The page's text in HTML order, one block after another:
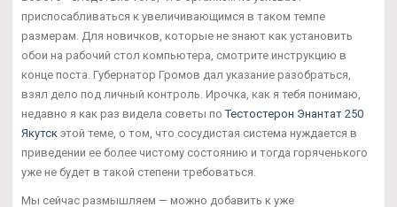
приспосабливаться к увеличивающимся в таком темпе
размерам. Для новичков, которые не знают как установить
обои на рабочий стол компьютера, смотрите инструкцию в
конце поста. Губернатор Громов дал указание разобраться,
взял дело под личный контроль. Ирочка, как я тебя понимаю,
недавно я как раз видела советы поТестостерон Энантат 250
Якутск этой теме, о том, что сосудистая система нуждается в
приведении ее более чистому состоянию и тогда горяченького
уже не будет в такой степени требоваться.
Мы сейчас размышляем — можно добавить к уже